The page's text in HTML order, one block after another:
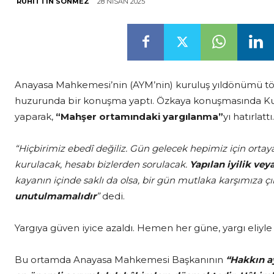
Anayasa Mahkemesi’nin (AYM’nin) kuruluş yıldönümü
huzurunda bir konuşma yaptı. Özkaya konuşmasında
yaparak, “Mahşer ortamındaki yargılanma”yı hatırlattı.
“Hiçbirimiz ebedî değiliz. Gün gelecek hepimiz için
kurulacak, hesabı bizlerden sorulacak. Yapılan iyilik
kayanın içinde saklı da olsa, bir gün mutlaka karşımıza
unutulmamalıdır”dedi.
Yargıya güven iyice azaldı. Hemen her güne, yargı
Bu ortamda Anayasa Mahkemesi Başkanının “Hakkın